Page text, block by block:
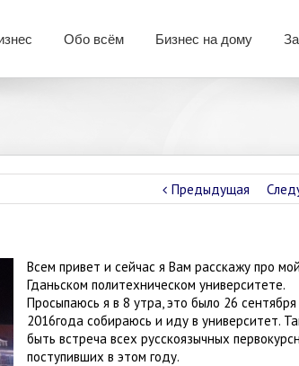
Обо всём Бизнес на дому
Предыдущая
Всем привет и сейчас я Вам расскажу про
Гданьском политехническом университете.
Просыпаюсь я в 8 утра, это было 26 сентября
2016года собираюсь и иду в университет.
быть встреча всех русскоязычных
поступивших в этом году.